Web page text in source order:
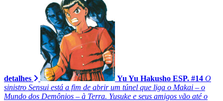
detalhes Yu Yu Hakusho ESP. #14 O
sinistro Sensui está a fim de abrir um túnel que liga o Makai – o
Mundo dos Demônios – à Terra. Yusuke e seus amigos vão até o